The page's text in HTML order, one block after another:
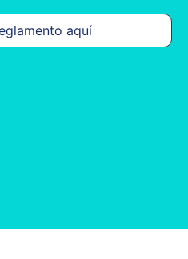
aquí